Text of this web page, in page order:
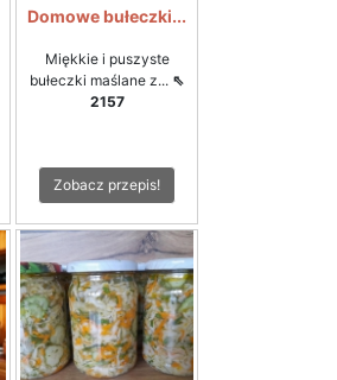
Domowe bułeczki...
Miękkie i puszyste
bułeczki maślane z... ⇖
2157
Zobacz przepis!